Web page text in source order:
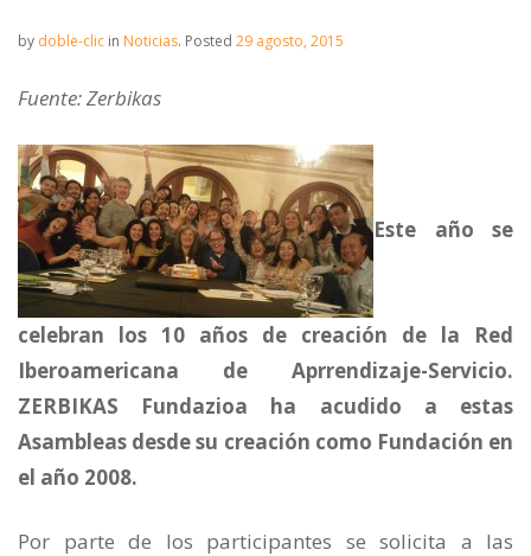
by doble-clic in Noticias. Posted 29 agosto, 2015
Fuente: Zerbikas
Este año se
celebran los 10 años de creación de la Red
Iberoamericana de Aprrendizaje-Servicio.
ZERBIKAS Fundazioa ha acudido a estas
Asambleas desde su creación como Fundación en
el año 2008.
Por parte de los participantes se solicita a las